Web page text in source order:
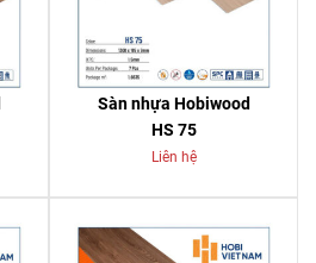
Sàn nhựa Hobiwood
HS 75
Liên hệ